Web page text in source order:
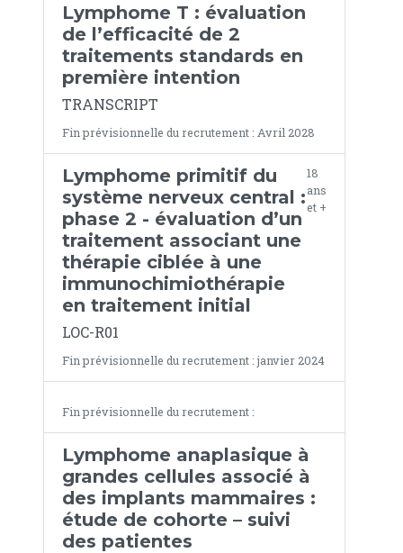
Lymphome T : évaluation
de l’efficacité de 2
traitements standards en
première intention
TRANSCRIPT
Fin prévisionnelle du recrutement : Avril 2028
Lymphome primitif du
système nerveux central :
phase 2 - évaluation d’un
traitement associant une
thérapie ciblée à une
immunochimiothérapie
en traitement initial
18
ans
et +
LOC-R01
Fin prévisionnelle du recrutement : janvier 2024
Fin prévisionnelle du recrutement :
Lymphome anaplasique à
grandes cellules associé à
des implants mammaires :
étude de cohorte – suivi
des patientes